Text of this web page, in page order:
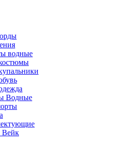
водные
Водные
Вейк